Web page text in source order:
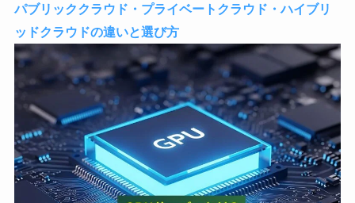
パブリッククラウド・プライベートクラウド・ハイブリ
ッドクラウドの違いと選び方